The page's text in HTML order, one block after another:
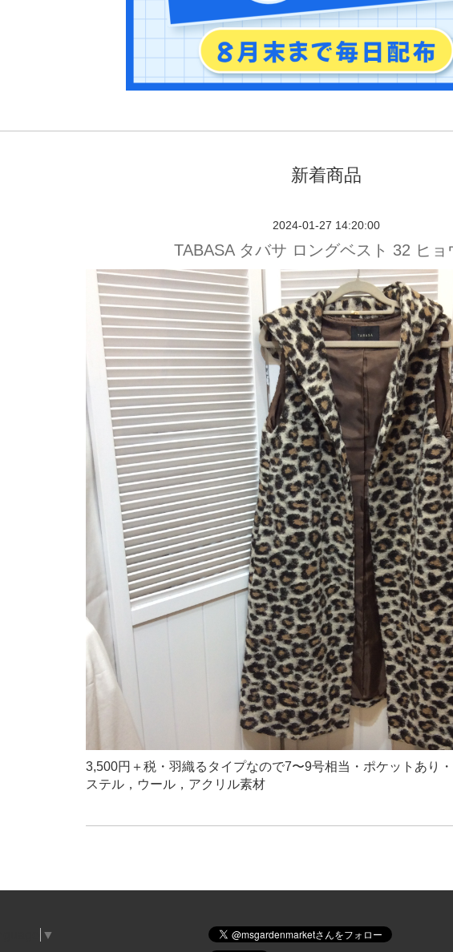
新着商品
2024-01-27 14:20:00
TABASA タバサ ロングベスト 32 ヒョ
3,500円＋税・羽織るタイプなので7〜9号相当・ポケットあり
ステル，ウール，アクリル素材
▼